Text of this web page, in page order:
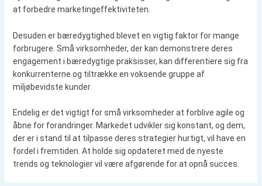
at forbedre marketingeffektiviteten.
Desuden er bæredygtighed blevet en vigtig faktor for mange
forbrugere. Små virksomheder, der kan demonstrere deres
engagement i bæredygtige praksisser, kan differentiere sig fra
konkurrenterne og tiltrække en voksende gruppe af
miljøbevidste kunder.
Endelig er det vigtigt for små virksomheder at forblive agile og
åbne for forandringer. Markedet udvikler sig konstant, og dem,
der er i stand til at tilpasse deres strategier hurtigt, vil have en
fordel i fremtiden. At holde sig opdateret med de nyeste
trends og teknologier vil være afgørende for at opnå succes.